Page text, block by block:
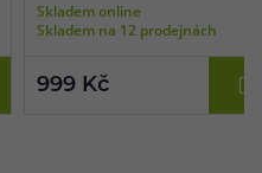
40W, dobíjení USB-C, regulace air-
flow, displej, inteligentní detekce
odporu, dva režimy výstupu,
technologie Super Pulse,
Skladem online
Skladem na 12 prodejnách
999 Kč